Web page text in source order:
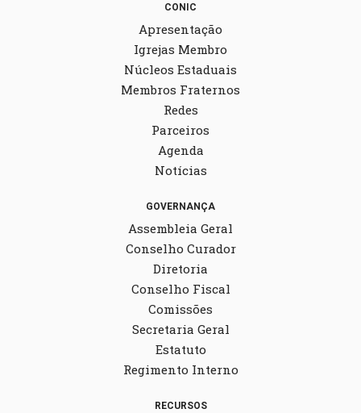
CONIC
Apresentação
Igrejas Membro
Núcleos Estaduais
Membros Fraternos
Redes
Parceiros
Agenda
Notícias
GOVERNANÇA
Assembleia Geral
Conselho Curador
Diretoria
Conselho Fiscal
Comissões
Secretaria Geral
Estatuto
Regimento Interno
RECURSOS